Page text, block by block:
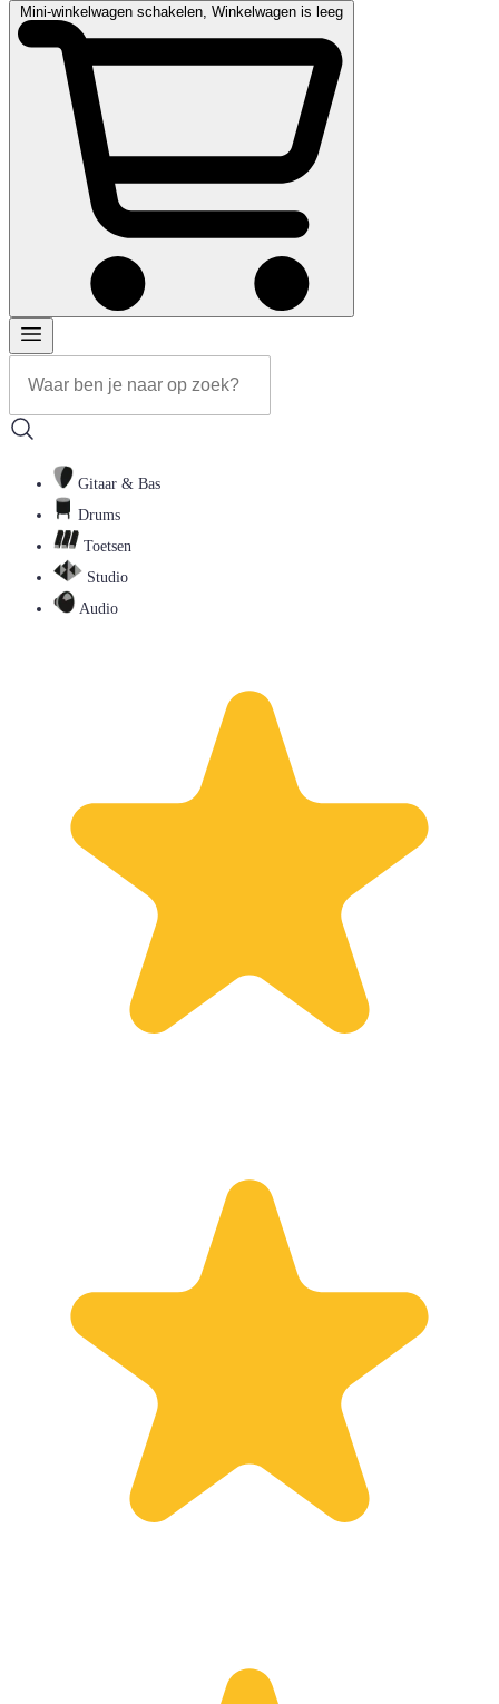
Mini-winkelwagen schakelen, Winkelwagen is leeg
Gitaar & Bas
Drums
Toetsen
Studio
Audio